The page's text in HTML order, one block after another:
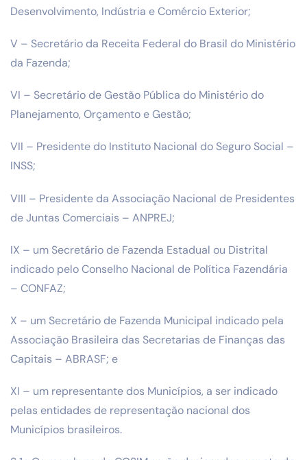
Desenvolvimento, Indústria e Comércio Exterior;
V – Secretário da Receita Federal do Brasil do Ministério
da Fazenda;
VI – Secretário de Gestão Pública do Ministério do
Planejamento, Orçamento e Gestão;
VII – Presidente do Instituto Nacional do Seguro Social –
INSS;
VIII – Presidente da Associação Nacional de Presidentes
de Juntas Comerciais – ANPREJ;
IX – um Secretário de Fazenda Estadual ou Distrital
indicado pelo Conselho Nacional de Política Fazendária
– CONFAZ;
X – um Secretário de Fazenda Municipal indicado pela
Associação Brasileira das Secretarias de Finanças das
Capitais – ABRASF; e
XI – um representante dos Municípios, a ser indicado
pelas entidades de representação nacional dos
Municípios brasileiros.